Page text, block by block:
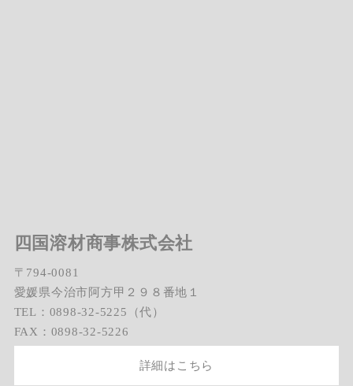
四国溶材商事株式会社
〒794-0081
愛媛県今治市阿方甲２９８番地１
TEL：0898-32-5225（代）
FAX：0898-32-5226
詳細はこちら